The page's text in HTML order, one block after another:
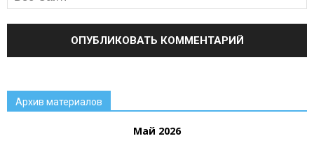
Архив материалов
Май 2026